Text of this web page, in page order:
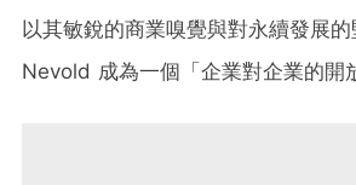
以其敏銳的商業嗅覺與對永續發展
Nevold 成為一個「企業對企業的開